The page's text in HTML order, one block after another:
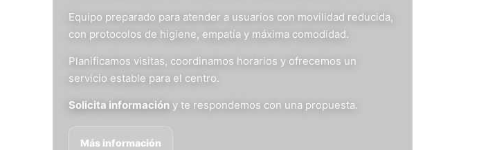
Equipo preparado para atender a usuarios con movilidad reducida,
con protocolos de higiene, empatía y máxima comodidad.
Planificamos visitas, coordinamos horarios y ofrecemos un
servicio estable para el centro.
Solicita información y te respondemos con una propuesta.
Más información